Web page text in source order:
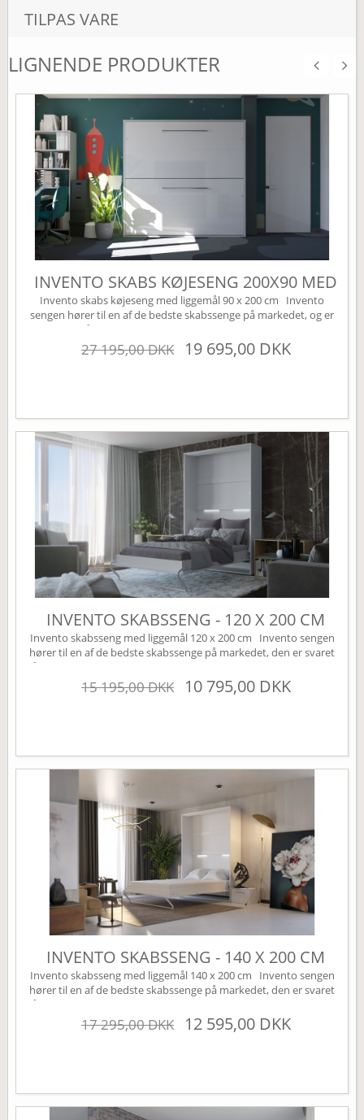
TILPAS VARE
LIGNENDE PRODUKTER
INVENTO SKABS KØJESENG 200X90 MED
LED
Invento skabs køjeseng med liggemål 90 x 200 cm Invento
sengen hører til en af de bedste skabssenge på markedet, og er
svaret på den perfekte Murphy bed. Den har en kvalitets
lukkemekanisme der kører via et gasdæmpnings system. Dette
sikrer en nem og lydløs betjening af sengen. En skabsseng er den
27 195,00 DKK 19 695,00 DKK
INVENTO SKABSSENG - 120 X 200 CM
Invento skabsseng med liggemål 120 x 200 cm Invento sengen
hører til en af de bedste skabssenge på markedet, den er svaret
på den perfekte Murphy bed. Sengen leveres som standard uden
højskabe, disse kan tilkøbes under varianten højskabe (øverst til
højre). Sengen har mange smarte finesser, den er bl.a. udstyret
15 195,00 DKK 10 795,00 DKK
INVENTO SKABSSENG - 140 X 200 CM
Invento skabsseng med liggemål 140 x 200 cm Invento sengen
hører til en af de bedste skabssenge på markedet, den er svaret
på den perfekte Murphy bed. Sengen leveres som standard uden
højskabe, disse kan tilkøbes under varianten højskabe (øverst til
højre). Sengen har mange smarte finesser, den er bl.a. udstyret
17 295,00 DKK 12 595,00 DKK